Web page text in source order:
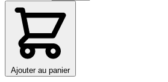
Ajouter au panier